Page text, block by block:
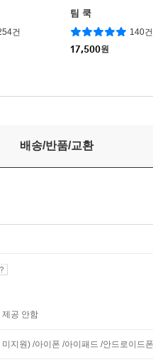
건
팀 쿡
140건
17,500원
배송/반품/교환
제공 안함
지원) /아이폰 /아이패드 /안드로이